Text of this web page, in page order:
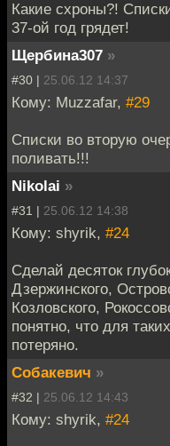
Какие схроны?!
37-ой год грядет!
Щербина307 »
#30 | 25.06.12 14:37
Кому: Muzzafar, #29
Списки во вторую
поливать!!!
Nikolai »
#31 | 25.06.12 14:38
Кому: shyrik, #24
Сделай десяток
Дзержинского,
Козловского,
понятно, что для
потеряно.
Собакевич »
#32 | 25.06.12 14:43
Кому: shyrik, #24